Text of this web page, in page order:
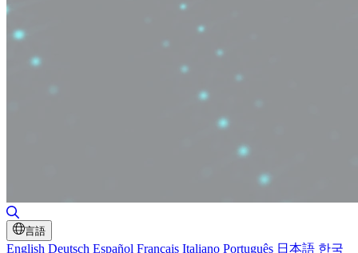
言語
English Deutsch Español Français Italiano Português 日本語 한국